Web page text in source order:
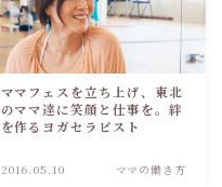
ママフェスを立ち上げ、東北
のママ達に笑顔と仕事を。絆
を作るヨガセラピスト
2016.05.10 ママの働き方